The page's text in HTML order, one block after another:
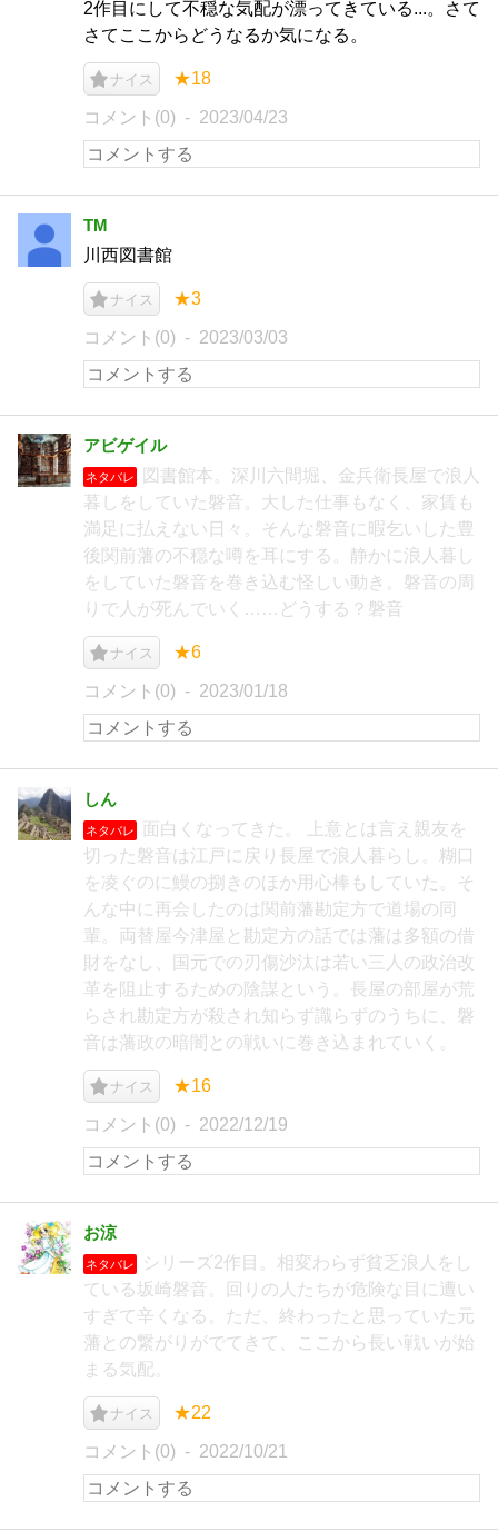
2作目にして不穏な気配が漂ってきている...。さて
さてここからどうなるか気になる。
ナイス ★18
コメント(0) 2023/04/23
TM
川西図書館
ナイス ★3
コメント(0) 2023/03/03
アビゲイル
ネタバレ
図書館本。深川六間堀、金兵衛長屋で浪人
暮しをしていた磐音。大した仕事もなく、家賃も
満足に払えない日々。そんな磐音に暇乞いした豊
後関前藩の不穏な噂を耳にする。静かに浪人暮し
をしていた磐音を巻き込む怪しい動き。磐音の周
りで人が死んでいく……どうする？磐音
ナイス ★6
コメント(0) 2023/01/18
しん
ネタバレ
面白くなってきた。 上意とは言え親友を
切った磐音は江戸に戻り長屋で浪人暮らし。糊口
を凌ぐのに鰻の捌きのほか用心棒もしていた。そ
んな中に再会したのは関前藩勘定方で道場の同
輩。両替屋今津屋と勘定方の話では藩は多額の借
財をなし、国元での刃傷沙汰は若い三人の政治改
革を阻止するための陰謀という。長屋の部屋が荒
らされ勘定方が殺され知らず識らずのうちに、磐
音は藩政の暗闇との戦いに巻き込まれていく。
ナイス ★16
コメント(0) 2022/12/19
お涼
ネタバレ
シリーズ2作目。相変わらず貧乏浪人をし
ている坂崎磐音。回りの人たちが危険な目に遭い
すぎて辛くなる。ただ、終わったと思っていた元
藩との繋がりがでてきて、ここから長い戦いが始
まる気配。
ナイス ★22
コメント(0) 2022/10/21